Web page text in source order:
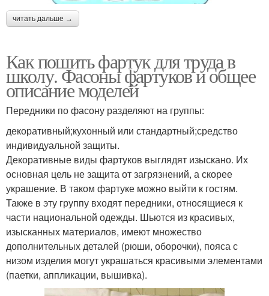
читать дальше →
Как пошить фартук для труда в
школу. Фасоны фартуков и общее
описание моделей
Передники по фасону разделяют на группы:
декоративный;кухонный или стандартный;средство
индивидуальной защиты.
Декоративные виды фартуков выглядят изыскано. Их
основная цель не защита от загрязнений, а скорее
украшение. В таком фартуке можно выйти к гостям.
Также в эту группу входят передники, относящиеся к
части национальной одежды. Шьются из красивых,
изысканных материалов, имеют множество
дополнительных деталей (рюши, оборочки), пояса с
низом изделия могут украшаться красивыми элементами
(паетки, аппликации, вышивка).